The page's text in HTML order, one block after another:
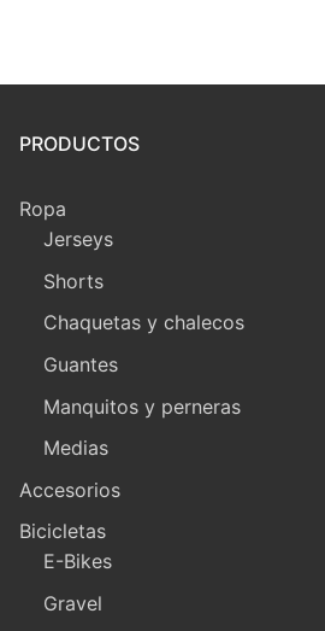
PRODUCTOS
Ropa
Jerseys
Shorts
Chaquetas y chalecos
Guantes
Manquitos y perneras
Medias
Accesorios
Bicicletas
E-Bikes
Gravel